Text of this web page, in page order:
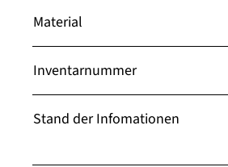
Material
Inventarnummer
Stand der Infomationen